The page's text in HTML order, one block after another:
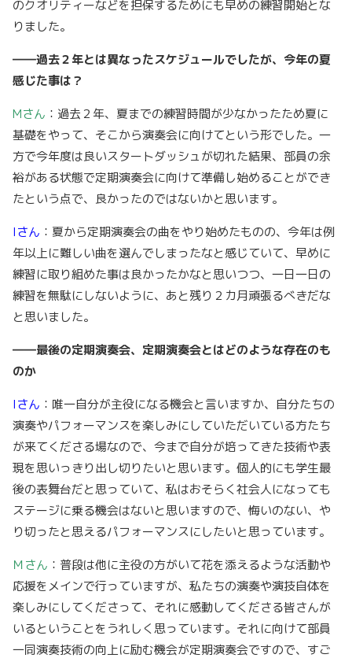
のクオリティーなどを担保するためにも早めの練習開始とな
りました。
――過去２年とは異なったスケジュールでしたが、今年の夏
感じた事は？
Mさん ：過去２年、夏までの練習時間が少なかったため夏に
基礎をやって、そこから演奏会に向けてという形でした。一
方で今年度は良いスタートダッシュが切れた結果、部員の余
裕がある状態で定期演奏会に向けて準備し始めることができ
たという点で、良かったのではないかと思います。
Iさん ：夏から定期演奏会の曲をやり始めたものの、今年は例
年以上に難しい曲を選んでしまったなと感じていて、早めに
練習に取り組めた事は良かったかなと思いつつ、一日一日の
練習を無駄にしないように、あと残り２カ月頑張るべきだな
と思いました。
――最後の定期演奏会、定期演奏会とはどのような存在のも
のか
Iさん ：唯一自分が主役になる機会と言いますか、自分たちの
演奏やパフォーマンスを楽しみにしていただいている方たち
が来てくださる場なので、今まで自分が培ってきた技術や表
現を思いっきり出し切りたいと思います。個人的にも学生最
後の表舞台だと思っていて、私はおそらく社会人になっても
ステージに乗る機会はないと思いますので、悔いのない、や
り切ったと思えるパフォーマンスにしたいと思っています。
Ｍさん ：普段は他に主役の方がいて花を添えるような活動や
応援をメインで行っていますが、私たちの演奏や演技自体を
楽しみにしてくださって、それに感動してくださる皆さんが
いるということをうれしく思っています。それに向けて部員
一同演奏技術の向上に励む機会が定期演奏会ですので、すご